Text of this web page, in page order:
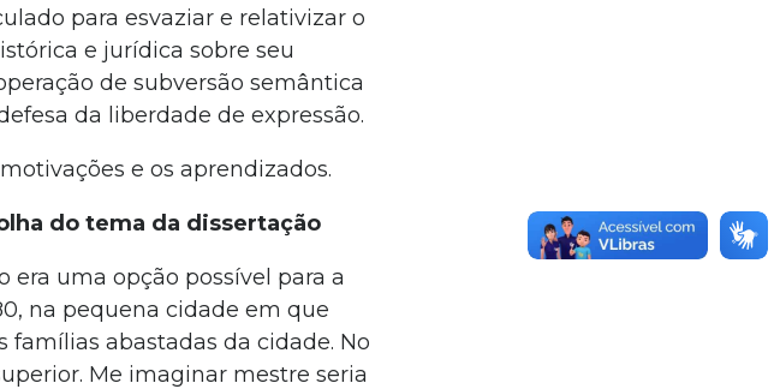
para esvaziar e relativizar o
e jurídica sobre seu
de subversão semântica
da liberdade de expressão.
e os aprendizados.
do tema da dissertação
era uma opção possível para a
na pequena cidade em que
famílias abastadas da cidade. No
Me imaginar mestre seria